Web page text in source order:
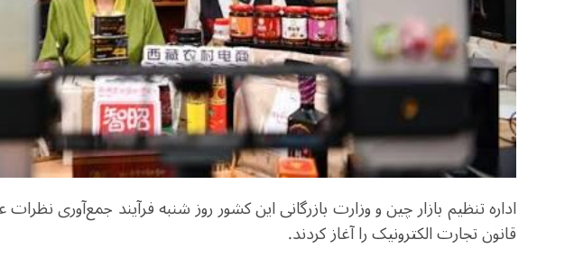
اداره تنظیم بازار چین و وزارت بازرگانی این کشور روز شنبه فرآیند جمع‌آوری
قانون تجارت الکترونیک را آغاز کردند.